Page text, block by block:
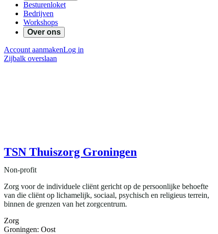
Besturenloket
Bedrijven
Workshops
Over ons
Account aanmakenLog in
Zijbalk overslaan
TSN Thuiszorg Groningen
Non-profit
Zorg voor de individuele cliënt gericht op de persoonlijke behoefte
van die cliënt op lichamelijk, sociaal, psychisch en religieus terrein,
binnen de grenzen van het zorgcentrum.
Zorg
Groningen: Oost